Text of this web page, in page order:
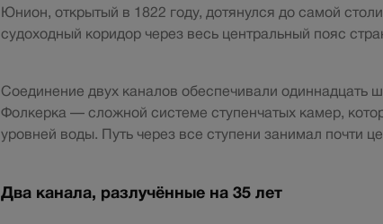
Юнион, открытый в 1822 году, дотянулся до самой
судоходный коридор через весь центральный пояс
Соединение двух каналов обеспечивали одиннадцать
Фолкерка — сложной системе ступенчатых камер,
уровней воды. Путь через все ступени занимал почти
Два канала, разлучённые на 35 лет